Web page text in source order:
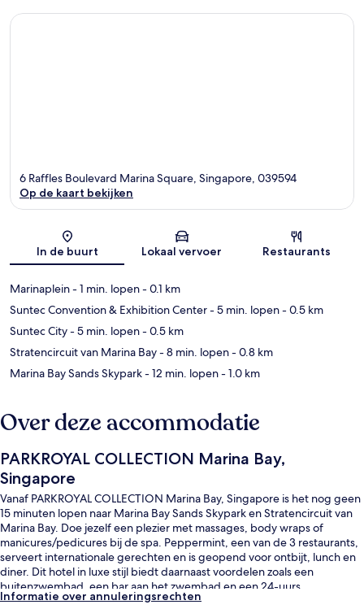
Kaart
6 Raffles Boulevard Marina Square, Singapore, 039594
Op de kaart bekijken
In de buurt Lokaal vervoer Restaurants
Marinaplein- 1 min. lopen- 0.1 km
Suntec Convention & Exhibition Center- 5 min. lopen- 0.5 km
Suntec City- 5 min. lopen- 0.5 km
Stratencircuit van Marina Bay- 8 min. lopen- 0.8 km
Marina Bay Sands Skypark- 12 min. lopen- 1.0 km
Over deze accommodatie
PARKROYAL COLLECTION Marina Bay,
Singapore
Vanaf PARKROYAL COLLECTION Marina Bay, Singapore is het nog geen
15 minuten lopen naar Marina Bay Sands Skypark en Stratencircuit van
Marina Bay. Doe jezelf een plezier met massages, body wraps of
manicures/pedicures bij de spa. Peppermint, een van de 3 restaurants,
serveert internationale gerechten en is geopend voor ontbijt, lunch en
diner. Dit hotel in luxe stijl biedt daarnaast voordelen zoals een
buitenzwembad, een bar aan het zwembad en een 24-uurs
fitnesscentrum. Andere reizigers waarderen de nabijheid van het
Informatie over annuleringsrechten